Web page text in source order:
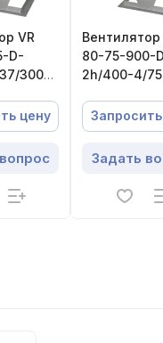
VR
D-
3000-
цену
Вентилятор
80-75-900-
2h/400-4/
Задать